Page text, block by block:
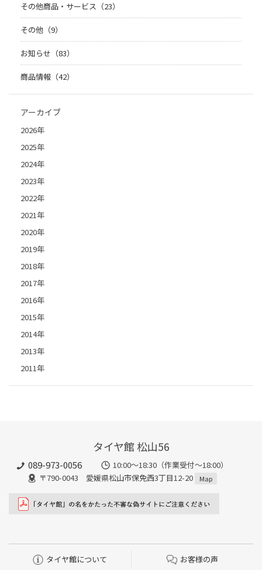
その他商品・サービス（23）
その他（9）
お知らせ（83）
商品情報（42）
アーカイブ
2026年
2025年
2024年
2023年
2022年
2021年
2020年
2019年
2018年
2017年
2016年
2015年
2014年
2013年
2011年
タイヤ館 松山56
089-973-0056
10:00～18:30（作業受付～18:00）
〒790-0043 愛媛県松山市保免西3丁目12-20
Map
タイヤ館について お客様の声